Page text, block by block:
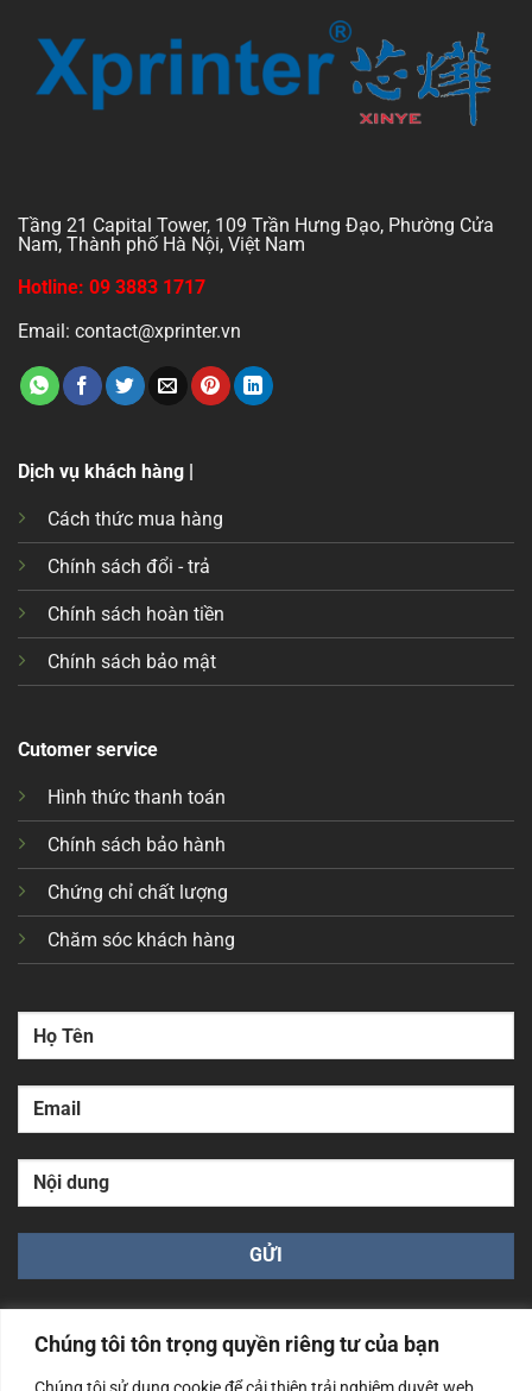
Chúng tôi tôn trọng quyền riêng tư của bạn
Chúng tôi sử dụng cookie để cải thiện trải nghiệm duyệt web
Tầng 21 Capital Tower, 109 Trần Hưng Đạo, Phường Cửa
Nam, Thành phố Hà Nội, Việt Nam
Hotline: 09 3883 1717
Email: contact@xprinter.vn
Dịch vụ khách hàng |
Cách thức mua hàng
Chính sách đổi - trả
Chính sách hoàn tiền
Chính sách bảo mật
Cutomer service
Hình thức thanh toán
Chính sách bảo hành
Chứng chỉ chất lượng
Chăm sóc khách hàng